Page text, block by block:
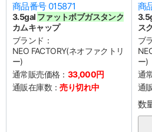
商品番号 015871
3.5gal ファットボブガスタンク
カムキャップ
ブランド：
NEO FACTORY(ネオファクトリ
ー)
通常販売価格： 33,000円
通販在庫数：売り切れ中
商
ス
ブ
ー)
通
通
数